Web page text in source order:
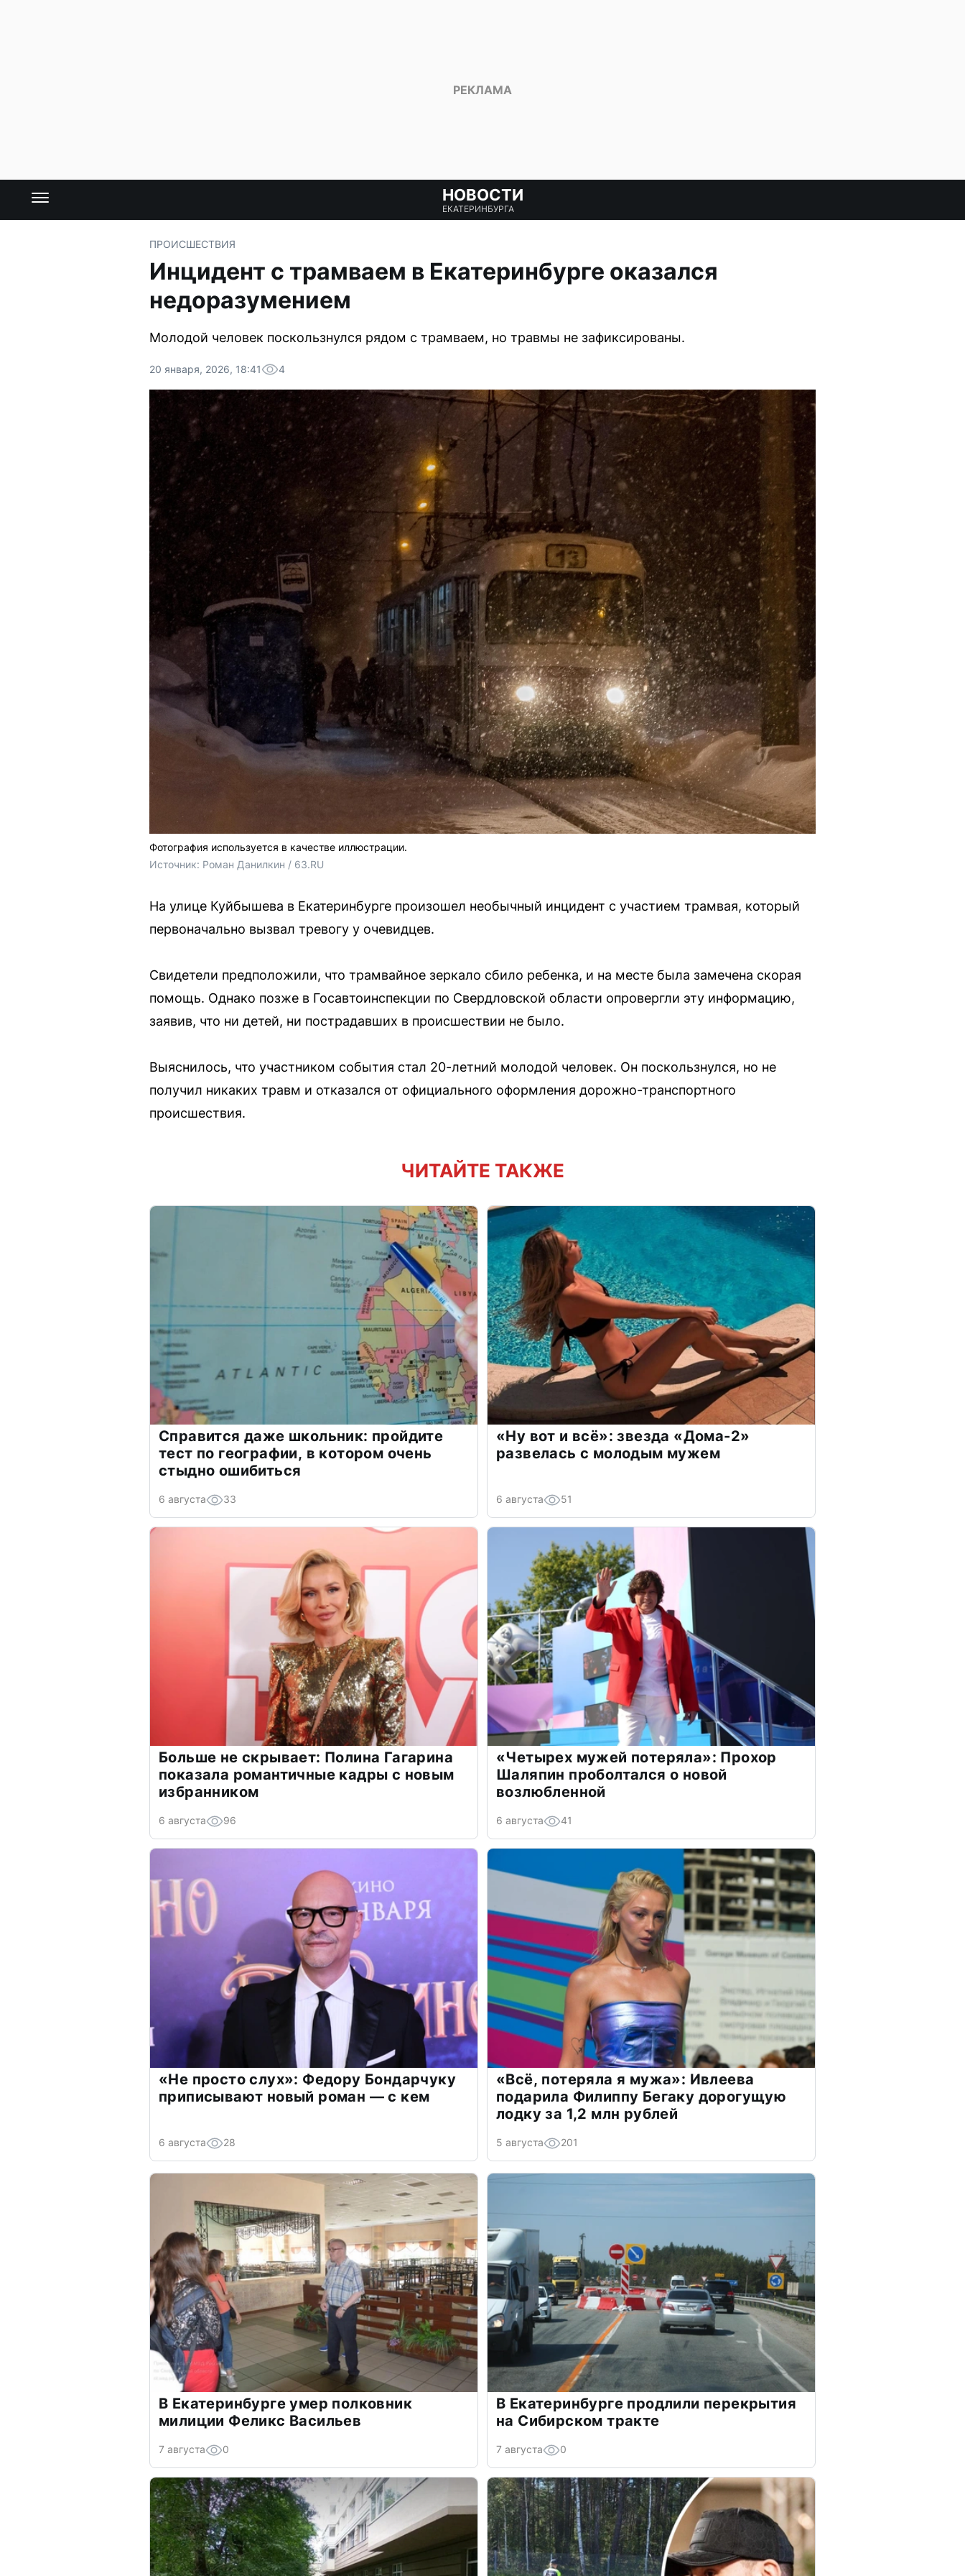
НОВОСТИ
ЕКАТЕРИНБУРГА
ПРОИСШЕСТВИЯ
Инцидент с трамваем в Екатеринбурге оказался
недоразумением
Молодой человек поскользнулся рядом с трамваем, но травмы не зафиксированы.
20 января, 2026, 18:41 4
Фотография используется в качестве иллюстрации.
Источник: Роман Данилкин / 63.RU
На улице Куйбышева в Екатеринбурге произошел необычный инцидент с участием трамвая, который
первоначально вызвал тревогу у очевидцев.
Свидетели предположили, что трамвайное зеркало сбило ребенка, и на месте была замечена скорая
помощь. Однако позже в Госавтоинспекции по Свердловской области опровергли эту информацию,
заявив, что ни детей, ни пострадавших в происшествии не было.
Выяснилось, что участником события стал 20-летний молодой человек. Он поскользнулся, но не
получил никаких травм и отказался от официального оформления дорожно-транспортного
происшествия.
ЧИТАЙТЕ ТАКЖЕ
Справится даже школьник: пройдите
тест по географии, в котором очень
стыдно ошибиться
6 августа 33
«Ну вот и всё»: звезда «Дома-2»
развелась с молодым мужем
6 августа 51
Больше не скрывает: Полина Гагарина
показала романтичные кадры с новым
избранником
6 августа 96
«Четырех мужей потеряла»: Прохор
Шаляпин проболтался о новой
возлюбленной
6 августа 41
«Не просто слух»: Федору Бондарчуку
приписывают новый роман — с кем
6 августа 28
«Всё, потеряла я мужа»: Ивлеева
подарила Филиппу Бегаку дорогущую
лодку за 1,2 млн рублей
5 августа 201
В Екатеринбурге умер полковник
милиции Феликс Васильев
7 августа 0
В Екатеринбурге продлили перекрытия
на Сибирском тракте
7 августа 0